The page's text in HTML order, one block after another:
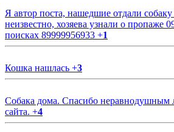
Я автор поста, нашедшие отдали
неизвестно, хозяева узнали о пропаже
поисках 89999956933 +1
Кошка нашлась +3
Собака дома. Спасибо неравнодушным
сайта. +4